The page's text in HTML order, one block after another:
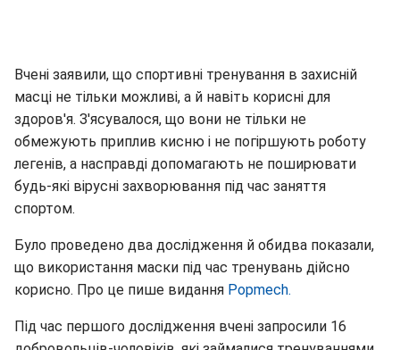
Вчені заявили, що спортивні тренування в захисній
масці не тільки можливі, а й навіть корисні для
здоров'я. З'ясувалося, що вони не тільки не
обмежують приплив кисню і не погіршують роботу
легенів, а насправді допомагають не поширювати
будь-які вірусні захворювання під час заняття
спортом.
Було проведено два дослідження й обидва показали,
що використання маски під час тренувань дійсно
корисно. Про це пише видання Popmech.
Під час першого дослідження вчені запросили 16